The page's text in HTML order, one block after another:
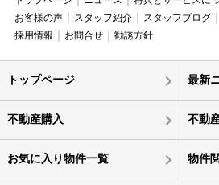
お客様の声
スタッフ紹介 スタッフブログ
採用情報
お問合せ 勧誘方針
トップページ 最新
不動産購入 不動
お気に入り物件一覧 物件